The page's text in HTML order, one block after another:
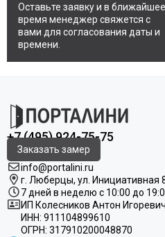
Оставьте заявку и в ближайшее
время менеджер свяжется с
вами для согласования даты и
времени.
+7 (495) 924-75-75
Заказать замер
info@portalini.ru
г. Люберцы, ул. Инициативная
7 дней в неделю с 10:00 до
ИП Колесников Антон Игоревич
ИНН: 911104899610
ОГРН: 317910200048870